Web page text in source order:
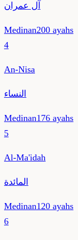
آل عمران
Medinan200 ayahs
4
An-Nisa
النساء
Medinan176 ayahs
5
Al-Ma'idah
المائدة
Medinan120 ayahs
6